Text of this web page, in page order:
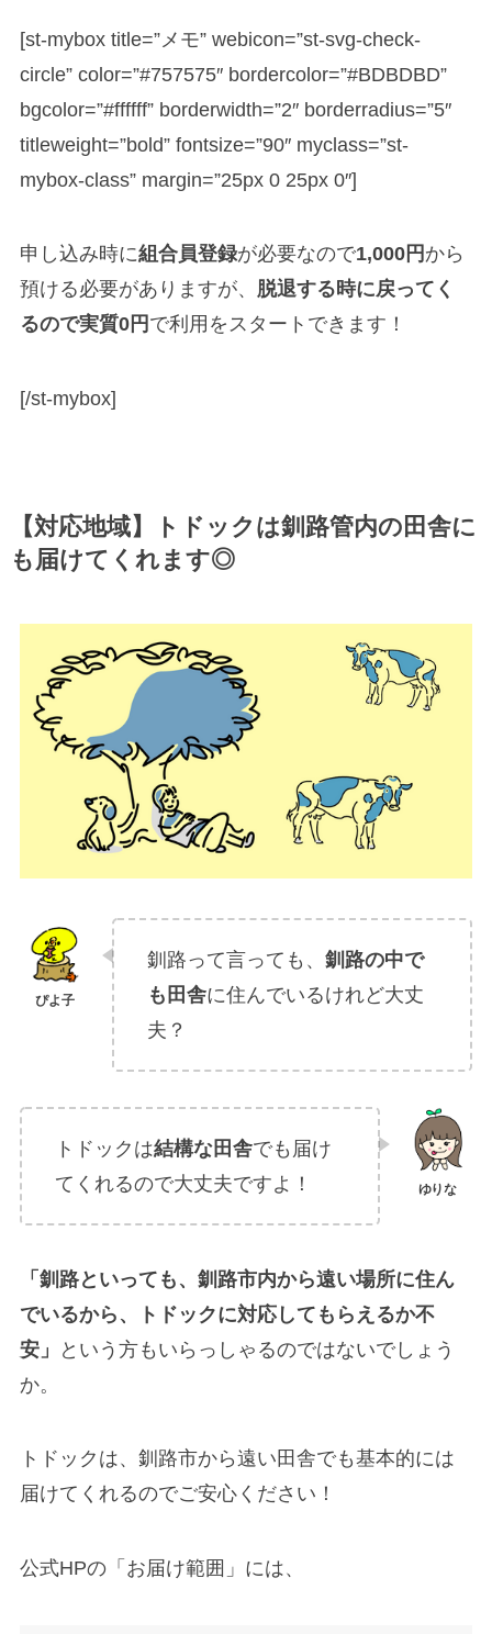
[st-mybox title=”メモ” webicon=”st-svg-check-
circle” color=”#757575″ bordercolor=”#BDBDBD”
bgcolor=”#ffffff” borderwidth=”2″ borderradius=”5″
titleweight=”bold” fontsize=”90″ myclass=”st-
mybox-class” margin=”25px 0 25px 0″]
申し込み時に組合員登録が必要なので1,000円 から
預ける必要がありますが、 脱退する時に戻ってく
るので実質0円 で利用をスタートできます！
[/st-mybox]
【対応地域】トドックは釧路管内の田舎に
も届けてくれます◎
釧路って言っても、 釧路の中で
も田舎に住んでいるけれど大丈
夫？
トドックは結構な田舎でも届け
てくれるので大丈夫ですよ！
「釧路といっても、釧路市内から遠い場所に住ん
でいるから、トドックに対応してもらえるか不
安」
という方もいらっしゃるのではないでしょう
か。
トドックは、釧路市から遠い田舎でも基本的には
届けてくれるのでご安心ください！
公式HPの「お届け範囲」には、